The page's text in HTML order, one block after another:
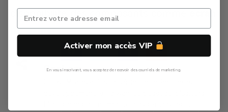
disponibilité des composants comme
écran
pc gamer.
Geekom
Activer mon accès VIP
En vous inscrivant, vous acceptez de recevoir des courriels de marketing.